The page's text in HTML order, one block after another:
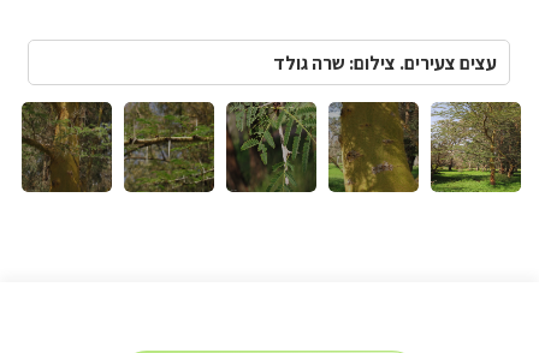
עצים צעירים. צילום: שרה גולד